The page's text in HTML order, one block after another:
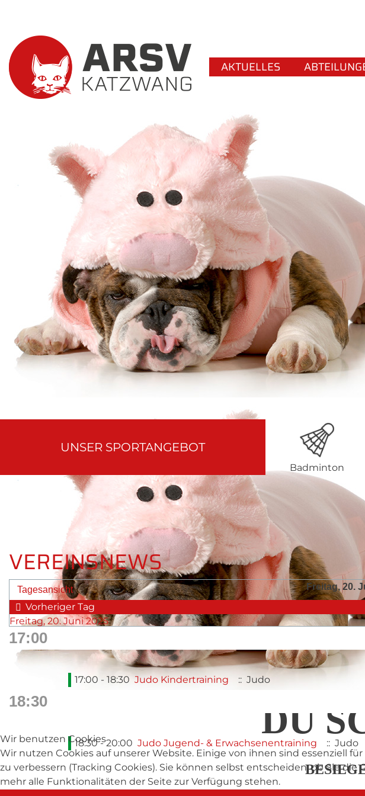
AKTUELLES
DU
UNSER SPORTANGEBOT
Badminton
VEREINSNEWS
Tagesansicht Freitag, 20.
Vorheriger Tag
Freitag, 20. Juni 2025
17:00
17:00 - 18:30 Judo Kindertraining :: Judo
18:30
18:30 - 20:00 Judo Jugend- & Erwachsenentraining :: Judo
Wir benutzen Cookies
Wir nutzen Cookies auf unserer Website. Einige von ihnen sind essenziell
zu verbessern (Tracking Cookies). Sie können selbst entscheiden, ob Sie
mehr alle Funktionalitäten der Seite zur Verfügung stehen.